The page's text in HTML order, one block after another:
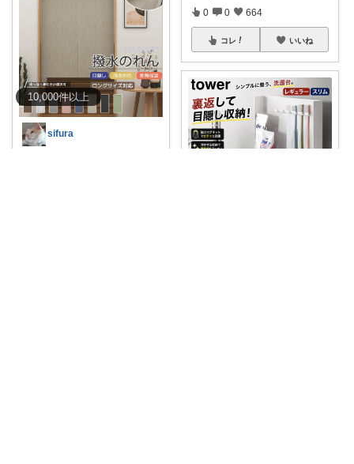
10,000件以上
sifura
0 0 664
コレ いいね